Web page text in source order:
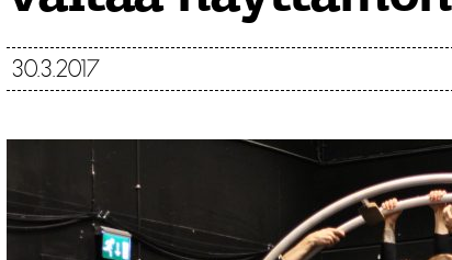
30.3.2017